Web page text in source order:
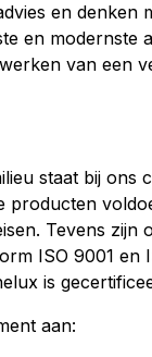
en denken
en modernste
van een
staat bij ons
producten
Tevens zijn
ISO 9001 en
is
aan: